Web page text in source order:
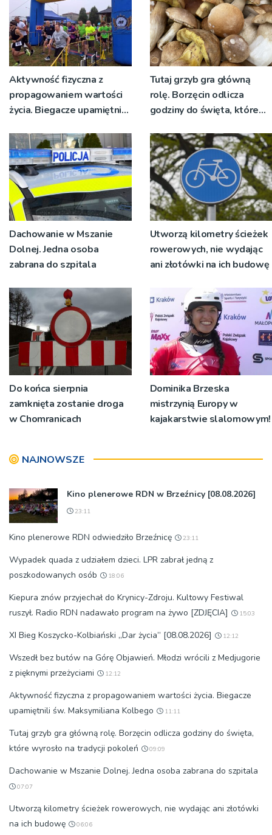
Aktywność fizyczna z
propagowaniem wartości
życia. Biegacze upamiętnili
Tutaj grzyb gra główną
rolę. Borzęcin odlicza
godziny do święta, które
pokoleń
Dachowanie w Mszanie
Dolnej. Jedna osoba
zabrana do szpitala
Utworzą kilometry ścieżek
rowerowych, nie wydając
ani złotówki na ich budowę
Do końca sierpnia
zamknięta zostanie droga
w Chomranicach
Dominika Brzeska
mistrzynią Europy w
kajakarstwie slalomowym!
NAJNOWSZE
Kino plenerowe RDN w Brzeźnicy [08.08.2026]
23:11
Kino plenerowe RDN odwiedziło Brzeźnicę 23:11
Wypadek quada z udziałem dzieci. LPR zabrał jedną z
poszkodowanych osób
18:06
Kiepura znów przyjechał do Krynicy-Zdroju. Kultowy Festiwal
ruszył. Radio RDN nadawało program na żywo [ZDJĘCIA]
15:03
XI Bieg Koszycko-Kolbiański „Dar życia” [08.08.2026] 12:12
Wszedł bez butów na Górę Objawień. Młodzi wrócili z Medjugorie
z pięknymi przeżyciami
12:12
Aktywność fizyczna z propagowaniem wartości życia. Biegacze
upamiętnili św. Maksymiliana Kolbego
11:11
Tutaj grzyb gra główną rolę. Borzęcin odlicza godziny do święta,
które wyrosło na tradycji pokoleń
09:09
Dachowanie w Mszanie Dolnej. Jedna osoba zabrana do szpitala
07:07
Utworzą kilometry ścieżek rowerowych, nie wydając ani złotówki
na ich budowę
06:06